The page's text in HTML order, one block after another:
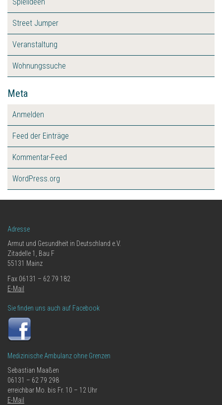
Street Jumper
Veranstaltung
Wohnungssuche
Meta
Anmelden
Feed der Einträge
Kommentar-Feed
WordPress.org
Adresse
Armut und Gesundheit in Deutschland e.V.
Zitadelle 1, Bau F
55131 Mainz
Fax 06131 – 62 79 182
E-Mail
Sie finden uns auch auf Facebook
Medizinische Ambulanz ohne Grenzen
Sebastian Maaßen
06131 – 62 79 298
erreichbar Mo. bis Fr. 10 – 12 Uhr
E-Mail